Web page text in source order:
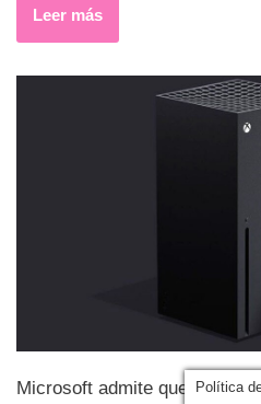
Leer más
Microsoft admite que ciertos
Política